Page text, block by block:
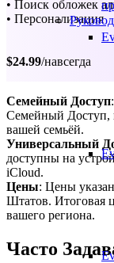
• Поиск обложек
• Персонализация
$24.99/навсегда
Семейный Доступ
Семейный Доступ,
вашей семьёй.
Универсальный
доступны на
iCloud.
Цены: Цены
Штатов. Итоговая
вашего региона.
Часто